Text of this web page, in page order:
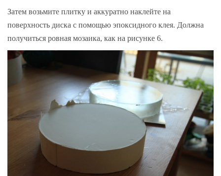
Затем возьмите плитку и аккуратно наклейте на
поверхность диска с помощью эпоксидного клея. Должна
получиться ровная мозаика, как на рисунке 6.